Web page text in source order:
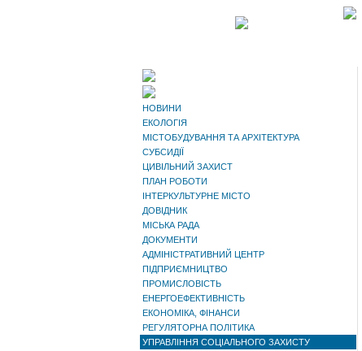
НОВИНИ
ЕКОЛОГІЯ
МІСТОБУДУВАННЯ ТА АРХІТЕКТУРА
СУБСИДІЇ
ЦИВІЛЬНИЙ ЗАХИСТ
ПЛАН РОБОТИ
ІНТЕРКУЛЬТУРНЕ МІСТО
ДОВІДНИК
МІСЬКА РАДА
ДОКУМЕНТИ
АДМІНІСТРАТИВНИЙ ЦЕНТР
ПІДПРИЄМНИЦТВО
ПРОМИСЛОВІСТЬ
ЕНЕРГОЕФЕКТИВНІСТЬ
ЕКОНОМІКА, ФІНАНСИ
РЕГУЛЯТОРНА ПОЛІТИКА
УПРАВЛІННЯ СОЦІАЛЬНОГО ЗАХИСТУ